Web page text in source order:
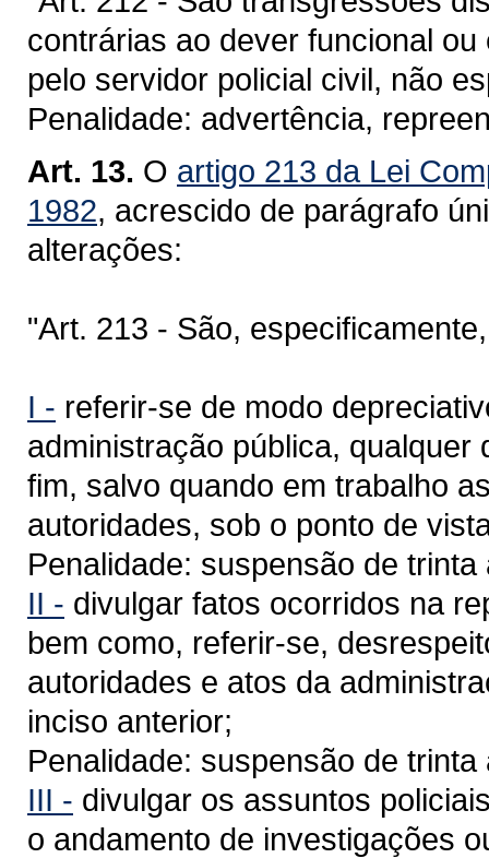
contrárias ao dever funcional
pelo servidor policial civil, não
Penalidade: advertência,
Art. 13. O artigo 213 da Lei
1982, acrescido de parágrafo
alterações:
"Art. 213 - São,
I - referir-se de modo
administração pública,
fim, salvo quando em trabalho
autoridades, sob o ponto de
Penalidade: suspensão de
II - divulgar fatos ocorridos na
bem como, referir-se,
autoridades e atos da
inciso anterior;
Penalidade: suspensão de
III - divulgar os assuntos
o andamento de investigações